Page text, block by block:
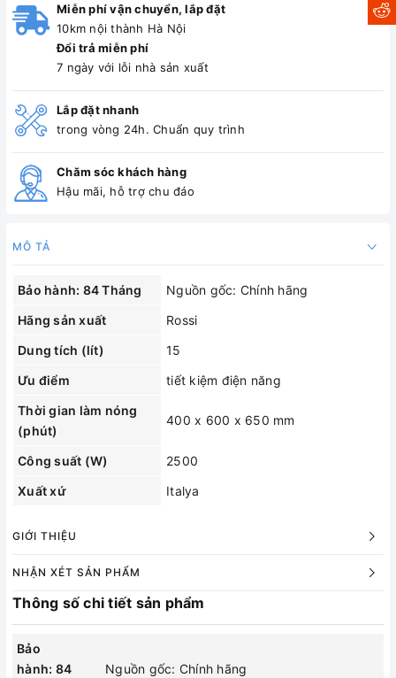
Miễn phí vận chuyển, lắp đặt
10km nội thành Hà Nội
Đổi trả miễn phí
7 ngày với lỗi nhà sản xuất
Lắp đặt nhanh
trong vòng 24h. Chuẩn quy trình
Chăm sóc khách hàng
Hậu mãi, hỗ trợ chu đáo
MÔ TẢ
Bảo hành: 84 Tháng
Nguồn gốc: Chính hãng
Hãng sản xuất
Rossi
Dung tích (lít)
15
Ưu điểm
tiết kiệm điện năng
Thời gian làm nóng
(phút)
400 x 600 x 650 mm
Công suất (W)
2500
Xuất xứ
Italya
GIỚI THIỆU
NHẬN XÉT SẢN PHẨM
Thông số chi tiết sản phẩm
Bảo
hành: 84
Nguồn gốc: Chính hãng